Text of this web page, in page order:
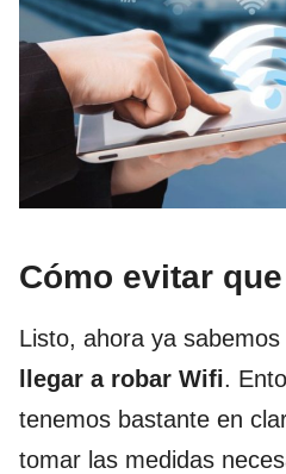
Cómo evitar
Listo, ahora ya sabemos
llegar a robar Wifi.
tenemos bastante en
tomar las medidas